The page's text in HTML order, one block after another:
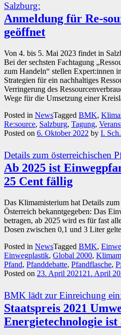
Salzburg:
Anmeldung für Re-
geöffnet
Von 4. bis 5. Mai 2023 findet in
Bei der sechsten Fachtagung
zum Handeln“ stellen Expert:innen
Strategien für ein nachhaltiges
Verringerung des
Wege für die Umsetzung einer
Posted in NewsTagged BMK,
Re:source, Salzburg, Tagung,
Posted on 6. Oktober 2022 by I. Sch.
Details zum österreichischen
Ab 2025 ist
25 Cent fällig
Das Klimamisterium hat Details
Österreich bekanntgegeben: Das
betragen, ab 2025 wird es für fast
Dosen zwischen 0,1 und 3 Liter
Posted in NewsTagged BMK,
Einwegplastik, Global 2000,
Pfand, Pfanddebatte, Pfandflasche,
Posted on 23. April 2021 21. April
BMK lädt zur Einreichung
Staatspreis 2021
Energietechnologie ist